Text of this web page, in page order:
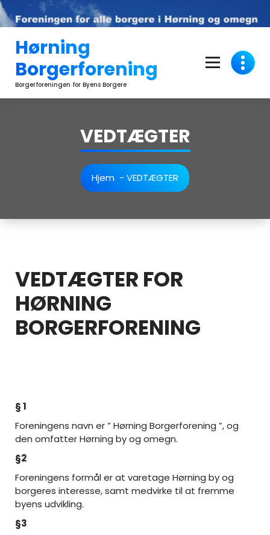
Videre
til
Hørning
Borgerforening
Borgerforeningen for Byens Borgere
VEDTÆGTER
Hjem - VEDTÆGTER
VEDTÆGTER FOR
HØRNING
BORGERFORENING
§ 1
Foreningens navn er ” Hørning Borgerforening ”, og
den omfatter Hørning by og omegn.
§2
Foreningens formål er at varetage Hørning by og
borgeres interesse, samt medvirke til at fremme
byens udvikling.
§3